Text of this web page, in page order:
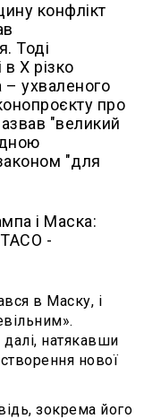
конфлікт
Тоді
Х різко
– ухваленого
про
"великий
"для
в Маску, і
натякавши
нової
зокрема його